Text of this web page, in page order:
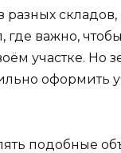
где важно,
участке. Но
оформить
подобные